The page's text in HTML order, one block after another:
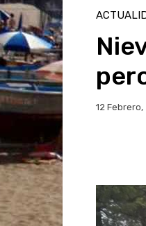
12 Febrero,